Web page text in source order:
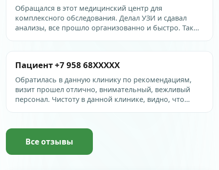
Обращался в этот медицинский центр для
комплексного обследования. Делал УЗИ и сдавал
анализы, все прошло организованно и быстро. Также
Сергея Дмитриевича, почувствовал реальное
облегчение после курса. Центр…
Пациент +7 958 68XXXXX
Обратилась в данную клинику по рекомендациям,
визит прошел отлично, внимательный, вежливый
персонал. Чистоту в данной клинике, видно, что
обращалась.
Все отзывы